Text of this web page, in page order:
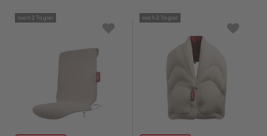
noch 2 Tag(e) noch 2 Tag(e)